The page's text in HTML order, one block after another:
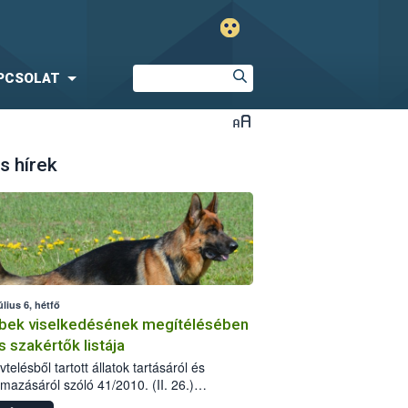
hírek
6, hétfő
viselkedésének megítélésében
szakértők listája
tartott állatok tartásáról és
szóló 41/2010. (II. 26.)
szabályozza az eb okozta fizikai